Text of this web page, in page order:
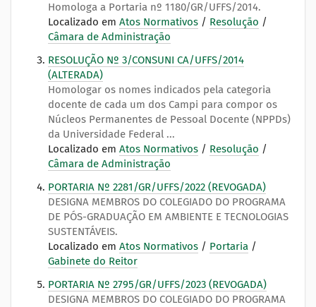
Homologa a Portaria nº 1180/GR/UFFS/2014.
Localizado em Atos Normativos / Resolução /
Câmara de Administração
RESOLUÇÃO Nº 3/CONSUNI CA/UFFS/2014
(ALTERADA)
Homologar os nomes indicados pela categoria
docente de cada um dos Campi para compor os
Núcleos Permanentes de Pessoal Docente (NPPDs)
da Universidade Federal ...
Localizado em Atos Normativos / Resolução /
Câmara de Administração
PORTARIA Nº 2281/GR/UFFS/2022 (REVOGADA)
DESIGNA MEMBROS DO COLEGIADO DO PROGRAMA
DE PÓS-GRADUAÇÃO EM AMBIENTE E TECNOLOGIAS
SUSTENTÁVEIS.
Localizado em Atos Normativos / Portaria /
Gabinete do Reitor
PORTARIA Nº 2795/GR/UFFS/2023 (REVOGADA)
DESIGNA MEMBROS DO COLEGIADO DO PROGRAMA